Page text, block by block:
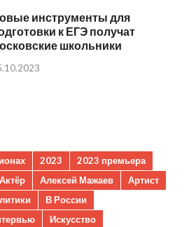
инструменты для
к ЕГЭ получат
школьники
2023
2023 премьера
Актёр Алексей Мажаев
Артист
В России
Искусство